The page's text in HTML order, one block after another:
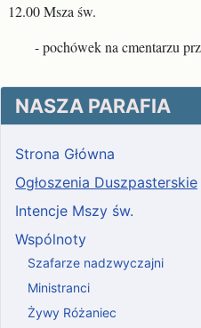
12.00 Msza św.
- pochówek na cmentarzu
NASZA PARAFIA
Strona Główna
Ogłoszenia Duszpasterskie
Intencje Mszy św.
Wspólnoty
Szafarze nadzwyczajni
Ministranci
Żywy Różaniec